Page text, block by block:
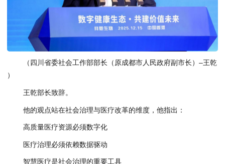
（四川省委社会工作部部长（原成都市人民政府副市长）–王乾
）
王乾部长致辞。
他的观点站在社会治理与医疗改革的维度，他指出：
高质量医疗资源必须数字化
医疗治理必须依赖数据驱动
智慧医疗是社会治理的重要工具